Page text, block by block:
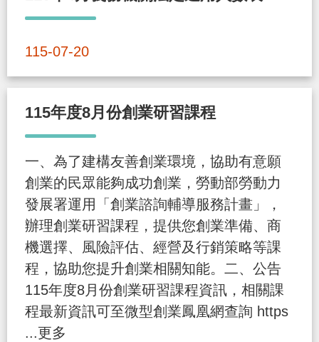
隱
權
及
資
安
全
政
策
政
府
網
115-07-20
115年度8月份創業研習課程
一、為了建構友善創業環境，協助有意願
創業的民眾能夠成功創業，勞動部勞動力
發展署運用「創業諮詢輔導服務計畫」，
辦理創業研習課程，提供您創業準備、商
機選擇、風險評估、經營及行銷策略等課
程，協助您提升創業相關知能。二、公告
115年度8月份創業研習課程資訊，相關課
程最新資訊可至微型創業鳳凰網查詢 https
...更多